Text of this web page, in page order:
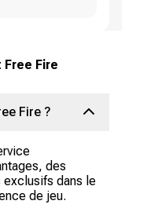
Free Fire
Fire ?
des
dans le
de jeu.